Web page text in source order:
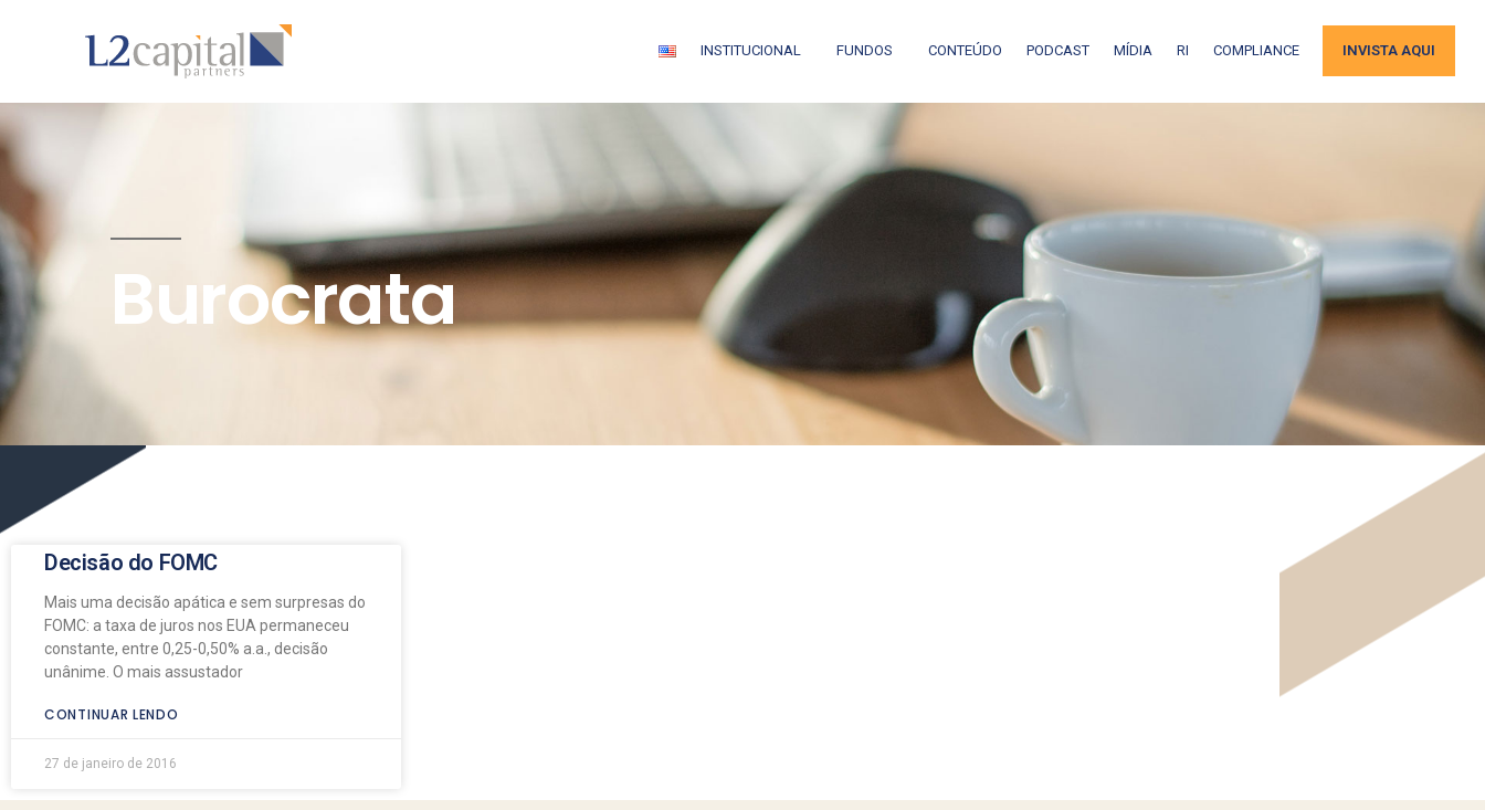
INSTITUCIONAL FUNDOS CONTEÚDO PODCAST MÍDIA RI COMPLIANCE INVISTA AQUI
Burocrata
Decisão do FOMC
Mais uma decisão apática e sem surpresas do
FOMC: a taxa de juros nos EUA permaneceu
constante, entre 0,25-0,50% a.a., decisão
unânime. O mais assustador
CONTINUAR LENDO
27 de janeiro de 2016